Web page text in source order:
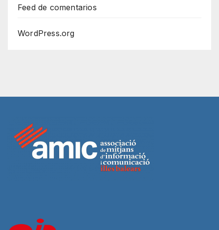
Feed de comentarios
WordPress.org